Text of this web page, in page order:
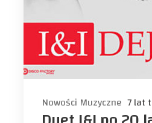
Nowości Muzyczne 7 lat